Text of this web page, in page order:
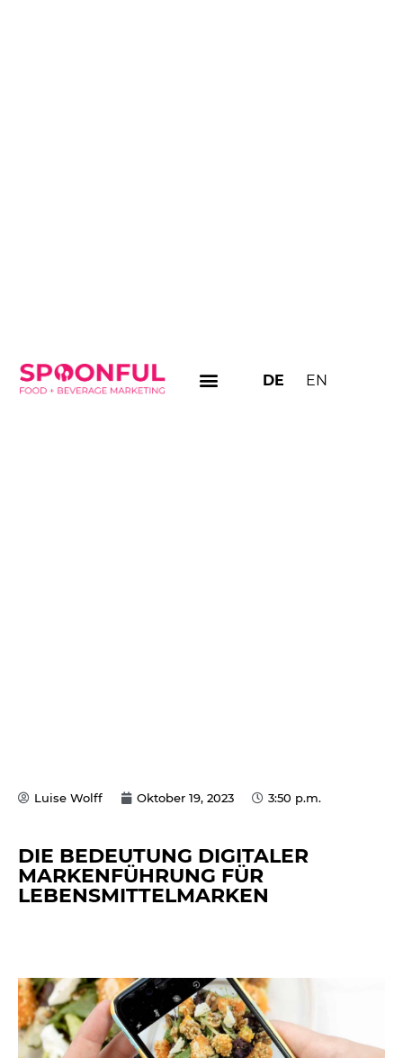
DE EN
Luise Wolff Oktober 19, 2023 3:50 p.m.
DIE BEDEUTUNG DIGITALER
MARKENFÜHRUNG FÜR
LEBENSMITTELMARKEN